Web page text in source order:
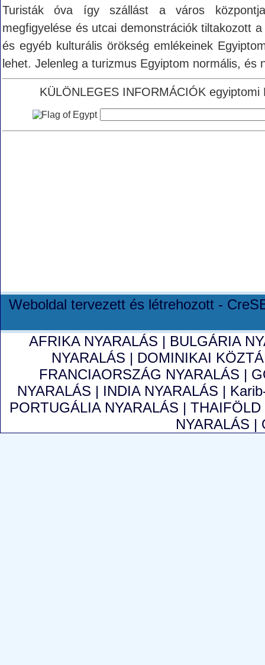
Turisták óva így szállást a város
megfigyelése és utcai demonstrációk tiltakozott
és egyéb kulturális örökség emlékeinek
lehet. Jelenleg a turizmus Egyiptom normális, és
KÜLÖNLEGES INFORMÁCIÓK
Weboldal tervezett és létrehozott -
AFRIKA NYARALÁS | BULGÁRIA
NYARALÁS | DOMINIKAI
FRANCIAORSZÁG NYARALÁS |
NYARALÁS | INDIA NYARALÁS |
PORTUGÁLIA NYARALÁS |
NYARALÁS |